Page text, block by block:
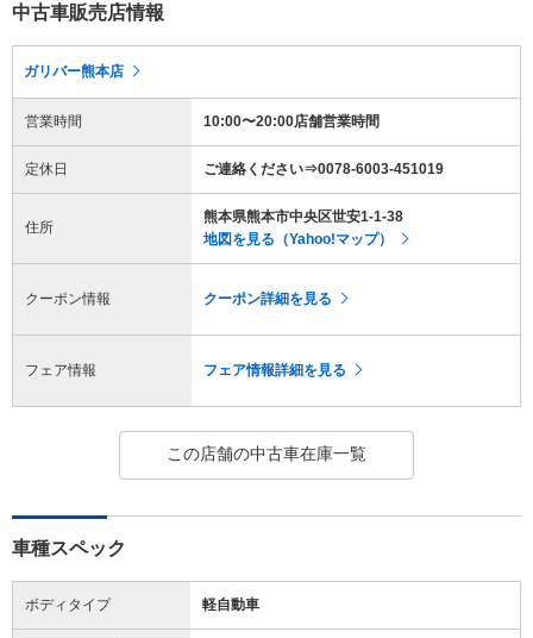
中古車販売店情報
ガリバー熊本店
営業時間 10:00〜20:00店舗営業時間
定休日 ご連絡ください⇒0078-6003-451019
住所
熊本県熊本市中央区世安1-1-38
地図を見る（Yahoo!マップ）
クーポン情報 クーポン詳細を見る
フェア情報 フェア情報詳細を見る
この店舗の中古車在庫一覧
車種スペック
ボディタイプ 軽自動車